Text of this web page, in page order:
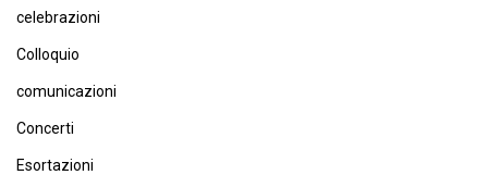
celebrazioni
Colloquio
comunicazioni
Concerti
Esortazioni